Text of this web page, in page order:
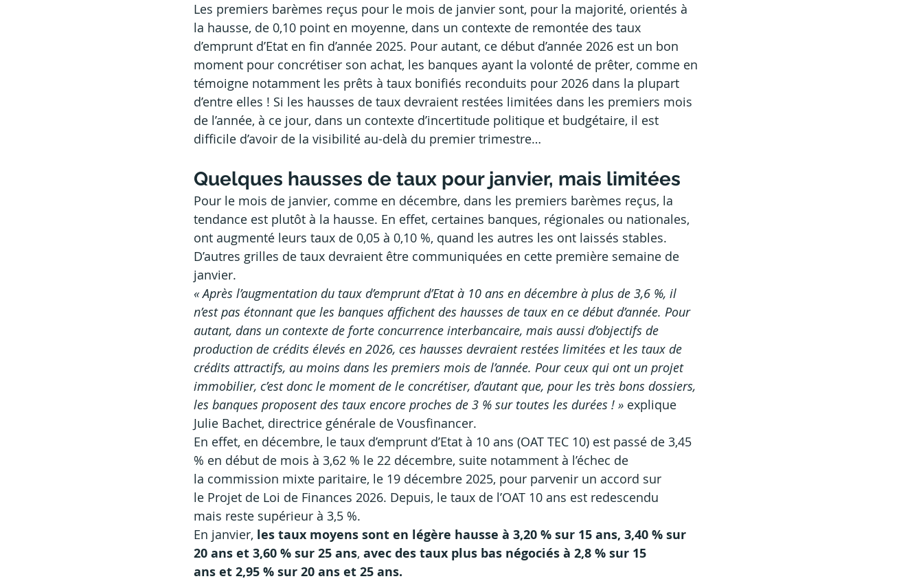
Les premiers barèmes reçus pour le mois de janvier sont, pour la majorité, orientés à
la hausse, de 0,10 point en moyenne, dans un contexte de remontée des taux
d’emprunt d’Etat en fin d’année 2025. Pour autant, ce début d’année 2026 est un bon
moment pour concrétiser son achat, les banques ayant la volonté de prêter, comme en
témoigne notamment les prêts à taux bonifiés reconduits pour 2026 dans la plupart
d’entre elles ! Si les hausses de taux devraient restées limitées dans les premiers mois
de l’année, à ce jour, dans un contexte d’incertitude politique et budgétaire, il est
difficile d’avoir de la visibilité au-delà du premier trimestre…
Quelques hausses de taux pour janvier, mais limitées
Pour le mois de janvier, comme en décembre, dans les premiers barèmes reçus, la
tendance est plutôt à la hausse. En effet, certaines banques, régionales ou nationales,
ont augmenté leurs taux de 0,05 à 0,10 %, quand les autres les ont laissés stables.
D’autres grilles de taux devraient être communiquées en cette première semaine de
janvier.
« Après l’augmentation du taux d’emprunt d’Etat à 10 ans en décembre à plus de 3,6 %, il
n’est pas étonnant que les banques affichent des hausses de taux en ce début d’année. Pour
autant, dans un contexte de forte concurrence interbancaire, mais aussi d’objectifs de
production de crédits élevés en 2026, ces hausses devraient restées limitées et les taux de
crédits attractifs, au moins dans les premiers mois de l’année. Pour ceux qui ont un projet
immobilier, c’est donc le moment de le concrétiser, d’autant que, pour les très bons dossiers,
les banques proposent des taux encore proches de 3 % sur toutes les durées ! » explique
Julie Bachet, directrice générale de Vousfinancer.
En effet, en décembre, le taux d’emprunt d’Etat à 10 ans (OAT TEC 10) est passé de 3,45
% en début de mois à 3,62 % le 22 décembre, suite notamment à l’échec de
la commission mixte paritaire, le 19 décembre 2025, pour parvenir un accord sur
le Projet de Loi de Finances 2026. Depuis, le taux de l’OAT 10 ans est redescendu
mais reste supérieur à 3,5 %.
En janvier, les taux moyens sont en légère hausse à 3,20 % sur 15 ans, 3,40 % sur
20 ans et 3,60 % sur 25 ans, avec des taux plus bas négociés à 2,8 % sur 15
ans et 2,95 % sur 20 ans et 25 ans.